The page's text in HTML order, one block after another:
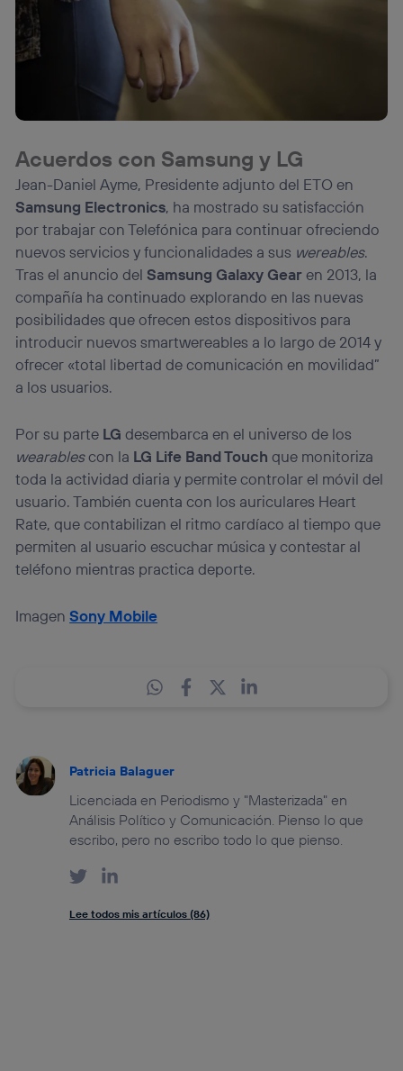
Acuerdos con Samsung y LG
Jean-Daniel Ayme, Presidente adjunto del ETO en
Samsung Electronics, ha mostrado su satisfacción
por trabajar con Telefónica para continuar ofreciendo
nuevos servicios y funcionalidades a sus wereables.
Tras el anuncio delSamsung Galaxy Gearen 2013, la
compañía ha continuado explorando en las nuevas
posibilidades que ofrecen estos dispositivos para
introducir nuevos smartwereables a lo largo de 2014 y
ofrecer «total libertad de comunicación en movilidad”
a los usuarios.
Por su parte LG desembarca en el universo de los
wearablescon la LG Life Band Touchque monitoriza
toda la actividad diaria y permite controlar el móvil del
usuario. También cuenta con los auriculares Heart
Rate, que contabilizan el ritmo cardíaco al tiempo que
permiten al usuario escuchar música y contestar al
teléfono mientras practica deporte.
ImagenSony Mobile
Patricia Balaguer
Licenciada en Periodismo y "Masterizada" en
Análisis Político y Comunicación. Pienso lo que
escribo, pero no escribo todo lo que pienso.
Lee todos mis artículos (86)